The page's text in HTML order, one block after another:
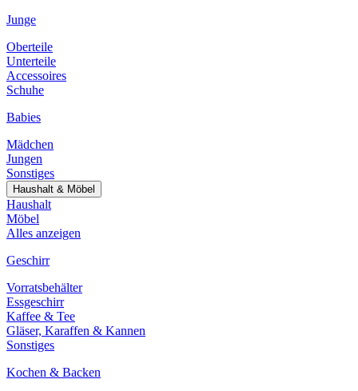
Junge
Oberteile
Unterteile
Accessoires
Schuhe
Babies
Mädchen
Jungen
Sonstiges
Haushalt & Möbel
Haushalt
Möbel
Alles anzeigen
Geschirr
Vorratsbehälter
Essgeschirr
Kaffee & Tee
Gläser, Karaffen & Kannen
Sonstiges
Kochen & Backen